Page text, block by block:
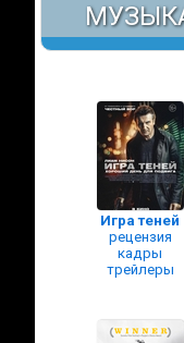
Игра теней
рецензия
кадры
трейлеры